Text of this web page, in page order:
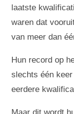
laatste
waren dat
van meer dan
Hun record op
slechts één
eerdere